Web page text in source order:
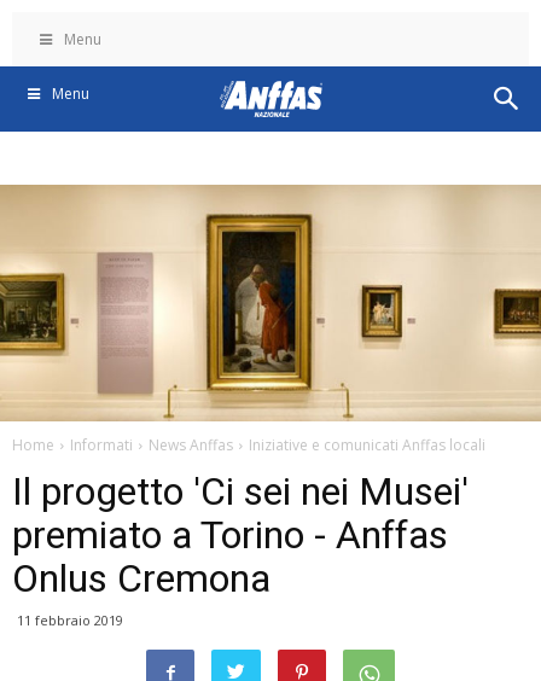
Menu
Menu
Home Informati News Anffas Iniziative e comunicati Anffas locali
Il progetto 'Ci sei nei Musei'
premiato a Torino - Anffas
Onlus Cremona
11 febbraio 2019